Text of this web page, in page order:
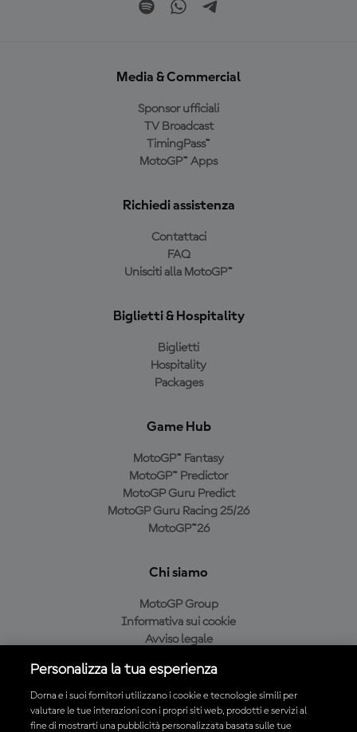
Media & Commercial
Sponsor ufficiali
TV Broadcast
TimingPass™
MotoGP™ Apps
Richiedi assistenza
Contattaci
FAQ
Unisciti alla MotoGP™
Biglietti & Hospitality
Biglietti
Hospitality
Packages
Game Hub
MotoGP™ Fantasy
MotoGP™ Predictor
MotoGP Guru Predict
MotoGP Guru Racing 25/26
MotoGP™26
Chi siamo
MotoGP Group
Informativa sui cookie
Avviso legale
Condizioni di acquisto
Personalizza la tua esperienza
Dorna e i suoi fornitori utilizzano i cookie e tecnologie simili per
valutare le tue interazioni con i propri siti web, prodotti e servizi al
fine di mostrarti una pubblicità personalizzata basata sulle tue